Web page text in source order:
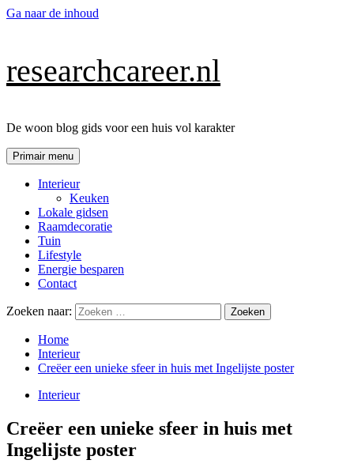
Ga naar de inhoud
researchcareer.nl
De woon blog gids voor een huis vol karakter
Primair menu
Interieur
Keuken
Lokale gidsen
Raamdecoratie
Tuin
Lifestyle
Energie besparen
Contact
Zoeken naar:
Home
Interieur
Creëer een unieke sfeer in huis met Ingelijste poster
Interieur
Creëer een unieke sfeer in huis met
Ingelijste poster